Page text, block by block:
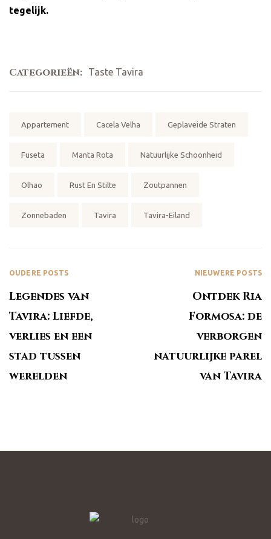
tegelijk.
Categorieën: Taste Tavira
Appartement Cacela Velha Geplaveide Straten
Fuseta Manta Rota Natuurlijke Schoonheid
Olhao Rust En Stilte Zoutpannen
Zonnebaden Tavira Tavira-Eiland
OUDERE POSTS
Legendes van
Tavira: Liefde,
verlies en een
stad tussen
werelden
NIEUWERE POSTS
Ontdek Ria
Formosa: de
verborgen
natuurlijke parel
van Tavira